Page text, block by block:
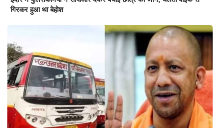
गिरकर हुआ था बेहोश